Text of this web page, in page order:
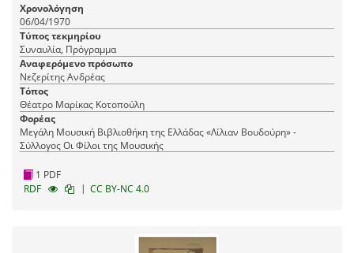
Χρονολόγηση
06/04/1970
Τύπος τεκμηρίου
Συναυλία, Πρόγραμμα
Αναφερόμενο πρόσωπο
Νεζερίτης Ανδρέας
Τόπος
Θέατρο Μαρίκας Κοτοπούλη
Φορέας
Μεγάλη Μουσική Βιβλιοθήκη της Ελλάδας «Λίλιαν Βουδούρη» -
Σύλλογος Οι Φίλοι της Μουσικής
1 PDF
RDF
| CC BY-NC 4.0